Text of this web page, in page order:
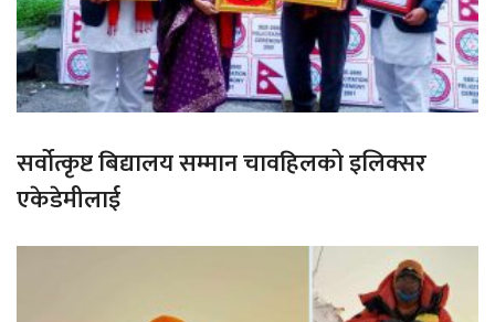
सर्वोत्कृष्ट बिद्यालय सम्मान चावहिलको इलिक्सर
एकेडेमीलाई